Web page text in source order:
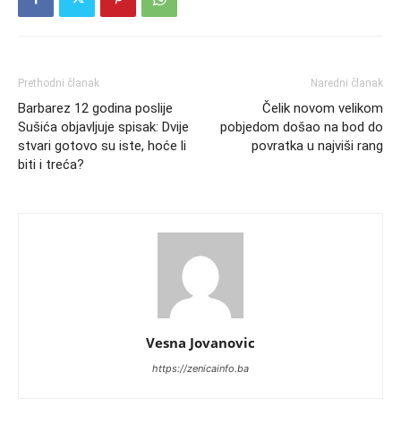
Prethodni članak
Barbarez 12 godina poslije
Sušića objavljuje spisak: Dvije
stvari gotovo su iste, hoće li
biti i treća?
Naredni članak
Čelik novom velikom
pobjedom došao na bod do
povratka u najviši rang
Vesna Jovanovic
https://zenicainfo.ba